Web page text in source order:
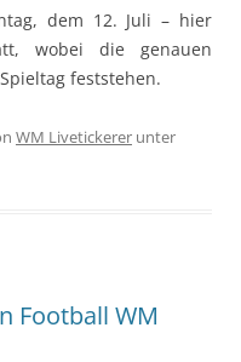
dem 12. Juli – hier
wobei die genauen
feststehen.
WM Livetickerer unter
Football WM